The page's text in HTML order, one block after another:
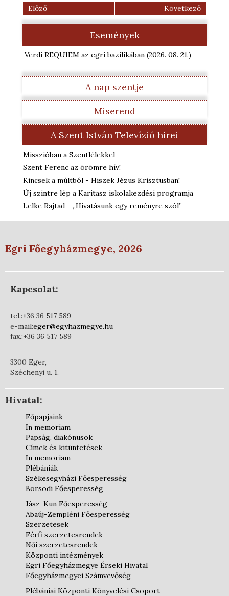
Előző
Következő
Események
Verdi REQUIEM az egri bazilikában (2026. 08. 21.)
A nap szentje
Miserend
A Szent István Televízió hírei
Misszióban a Szentlélekkel
Szent Ferenc az örömre hív!
Kincsek a múltból - Hiszek Jézus Krisztusban!
Új szintre lép a Karitasz iskolakezdési programja
Lelke Rajtad - „Hivatásunk egy reményre szól”
Egri Főegyházmegye, 2026
Kapcsolat:
tel.:+36 36 517 589
e-mail:eger@egyhazmegye.hu
fax.:+36 36 517 589
3300 Eger,
Széchenyi u. 1.
Hivatal:
Főpapjaink
In memoriam
Papság, diakónusok
Címek és kitüntetések
In memoriam
Plébániák
Székesegyházi Főesperesség
Borsodi Főesperesség
Jász-Kun Főesperesség
Abaúj-Zempléni Főesperesség
Szerzetesek
Férfi szerzetesrendek
Női szerzetesrendek
Központi intézmények
Egri Főegyházmegye Érseki Hivatal
Főegyházmegyei Számvevőség
Plébániai Központi Könyvelési Csoport